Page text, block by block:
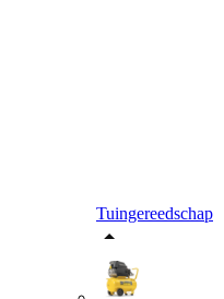
Tuingereedschap